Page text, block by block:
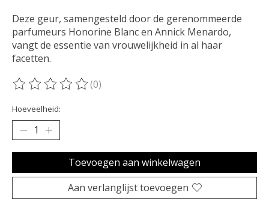
Deze geur, samengesteld door de gerenommeerde
parfumeurs Honorine Blanc en Annick Menardo,
vangt de essentie van vrouwelijkheid in al haar
facetten.
De beoordeling van dit product is
(0)
Hoeveelheid:
Toevoegen aan winkelwagen
Aan verlanglijst toevoegen